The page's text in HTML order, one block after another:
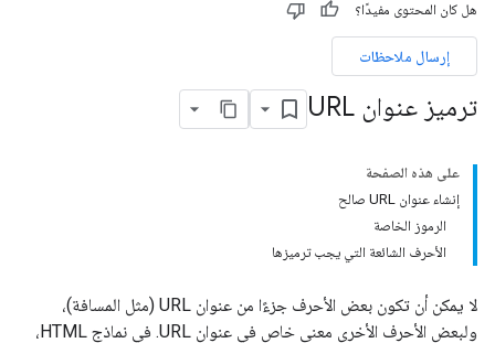
هل كان المحتوى مفيدًا؟
إرسال ملاحظات
ترميز عنوان URL
على هذه الصفحة
إنشاء عنوان URL صالح
الرموز الخاصة
الأحرف الشائعة التي يجب ترميزها
لا يمكن أن تكون بعض الأحرف جزءًا من عنوان URL (مثل المسافة)،
ولبعض الأحرف الأخرى معنى خاص في عنوان URL. في نماذج HTML،